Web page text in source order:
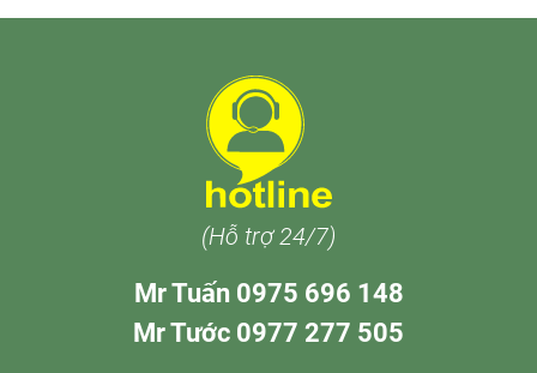
(Hỗ trợ 24/7)
Mr Tuấn 0975 696 148
Mr Tước 0977 277 505